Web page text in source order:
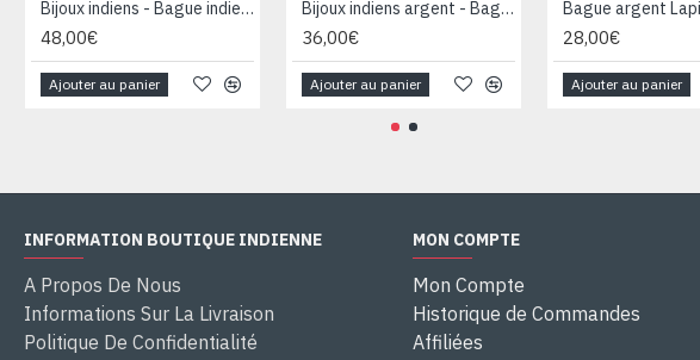
Bijoux indiens - Bague indienne rhodiée Topaze
48,00€
Ajouter au panier
Bijoux indiens argent - Bague indienne oxyde de Zirconium
36,00€
Ajouter au panier
28,00€
Ajouter au panier
INFORMATION BOUTIQUE INDIENNE
A Propos De Nous
Informations Sur La Livraison
Politique De Confidentialité
MON COMPTE
Mon Compte
Historique de Commandes
Affiliées